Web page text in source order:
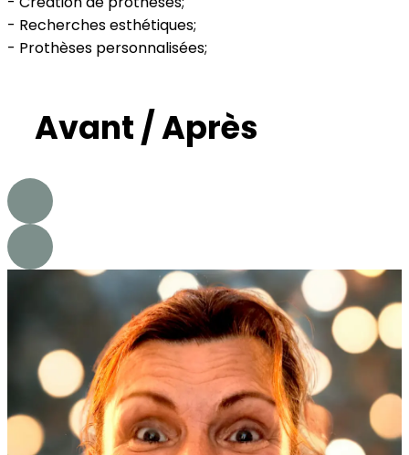
- Recherches esthétiques;
- Prothèses personnalisées;
Avant / Après